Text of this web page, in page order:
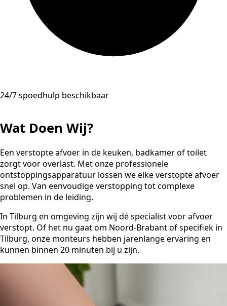
24/7 spoedhulp beschikbaar
Wat Doen Wij?
Een verstopte afvoer in de keuken, badkamer of toilet
zorgt voor overlast. Met onze professionele
ontstoppingsapparatuur lossen we elke verstopte afvoer
snel op. Van eenvoudige verstopping tot complexe
problemen in de leiding.
In Tilburg en omgeving zijn wij dé specialist voor afvoer
verstopt. Of het nu gaat om Noord-Brabant of specifiek in
Tilburg, onze monteurs hebben jarenlange ervaring en
kunnen binnen 20 minuten bij u zijn.